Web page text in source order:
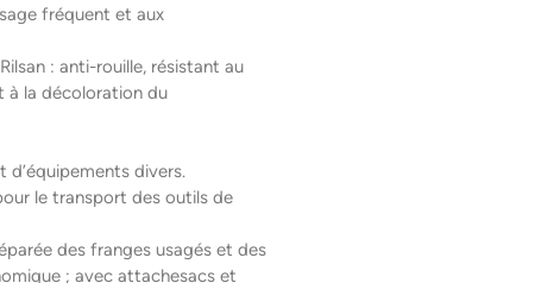
fréquent et aux
: anti-rouille, résistant au
à la décoloration du
divers.
le transport des outils de
des franges usagés et des
; avec attachesacs et